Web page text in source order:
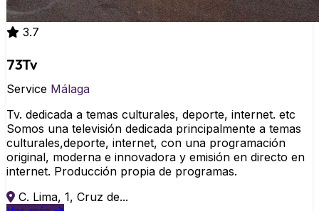
3.7
73Tv
Service Málaga
Tv. dedicada a temas culturales, deporte, internet. etc
Somos una televisión dedicada principalmente a temas
culturales,deporte, internet, con una programación
original, moderna e innovadora y emisión en directo en
internet. Producción propia de programas.
C. Lima, 1, Cruz de...